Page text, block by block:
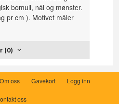
bomull, nål og mønster.
pr cm ). Motivet måler
(0)
Om oss Gavekort Logg inn
oss